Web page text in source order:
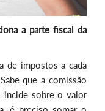
a parte fiscal da
de impostos a cada
que a comissão
incide sobre o valor